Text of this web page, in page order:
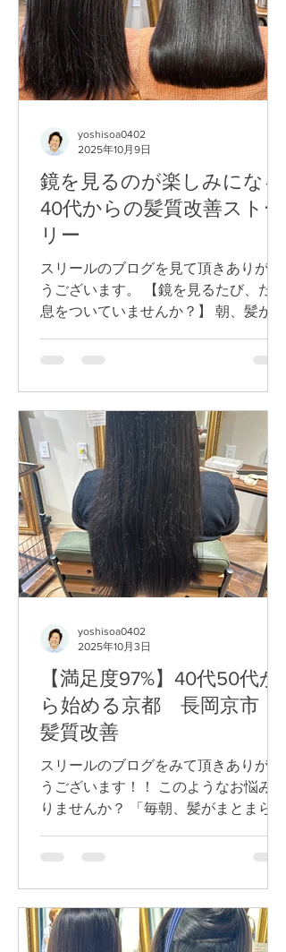
鏡を見るのが楽しみになる
40代からの髪質改善ストー
リー
スリールのブログを見て頂きありがと
うございます。 【鏡を見るたび、ため
息をついていませんか？】 朝、髪が広
が出ない。 そんな日が続くと、自分の
う…。 髪が変われば、気持ちまで変わ
るのに。...
yoshisoa0402
2025年10月9日
【満足度97%】40代50代か
ら始める京都 長岡京市
髪質改善
スリールのブログをみて頂きありがと
うございます！！ このようなお悩みあ
りませんか？ 「毎朝、髪がまとまらな
しまう…」 そんな思いで一日をスター
たちのサロンにも、同じ想いを抱えて
来店される方がたくさんいら...
yoshisoa0402
2025年10月3日